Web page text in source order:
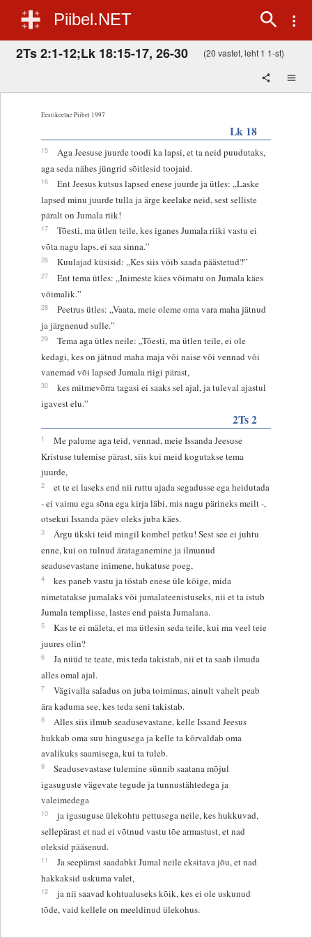
Piibel.NET
2Ts 2:1-12;Lk 18:15-17, 26-30 (20 vastet, leht 1 1-st)
Eestikeelne Piibel 1997
Lk 18
15
Aga Jeesuse juurde toodi ka lapsi, et ta neid puudutaks,
aga seda nähes jüngrid sõitlesid toojaid.
16
Ent Jeesus kutsus lapsed enese juurde ja ütles: „Laske
lapsed minu juurde tulla ja ärge keelake neid, sest selliste
päralt on Jumala riik!
17
Tõesti, ma ütlen teile, kes iganes Jumala riiki vastu ei
võta nagu laps, ei saa sinna.”
26 Kuulajad küsisid: „Kes siis võib saada päästetud?”
27
Ent tema ütles: „Inimeste käes võimatu on Jumala käes
võimalik.”
28
Peetrus ütles: „Vaata, meie oleme oma vara maha jätnud
ja järgnenud sulle.”
29
Tema aga ütles neile: „Tõesti, ma ütlen teile, ei ole
kedagi, kes on jätnud maha maja või naise või vennad või
vanemad või lapsed Jumala riigi pärast,
30
kes mitmevõrra tagasi ei saaks sel ajal, ja tuleval ajastul
igavest elu.”
2Ts 2
1
Me palume aga teid, vennad, meie Issanda Jeesuse
Kristuse tulemise pärast, siis kui meid kogutakse tema
juurde,
2
et te ei laseks end nii ruttu ajada segadusse ega heidutada
- ei vaimu ega sõna ega kirja läbi, mis nagu pärineks meilt -,
otsekui Issanda päev oleks juba käes.
3
Ärgu ükski teid mingil kombel petku! Sest see ei juhtu
enne, kui on tulnud ärataganemine ja ilmunud
seadusevastane inimene, hukatuse poeg,
4
kes paneb vastu ja tõstab enese üle kõige, mida
nimetatakse jumalaks või jumalateenistuseks, nii et ta istub
Jumala templisse, lastes end paista Jumalana.
5
Kas te ei mäleta, et ma ütlesin seda teile, kui ma veel teie
juures olin?
6
Ja nüüd te teate, mis teda takistab, nii et ta saab ilmuda
alles omal ajal.
7
Vägivalla saladus on juba toimimas, ainult vahelt peab
ära kaduma see, kes teda seni takistab.
8
Alles siis ilmub seadusevastane, kelle Issand Jeesus
hukkab oma suu hingusega ja kelle ta kõrvaldab oma
avalikuks saamisega, kui ta tuleb.
9
Seadusevastase tulemine sünnib saatana mõjul
igasuguste vägevate tegude ja tunnustähtedega ja
valeimedega
10
ja igasuguse ülekohtu pettusega neile, kes hukkuvad,
sellepärast et nad ei võtnud vastu tõe armastust, et nad
oleksid pääsenud.
11
Ja seepärast saadabki Jumal neile eksitava jõu, et nad
hakkaksid uskuma valet,
12
ja nii saavad kohtualuseks kõik, kes ei ole uskunud
tõde, vaid kellele on meeldinud ülekohus.